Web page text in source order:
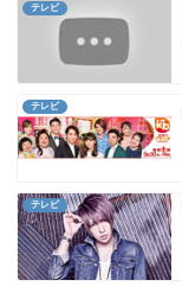
テレビ
テレビ
テレビ